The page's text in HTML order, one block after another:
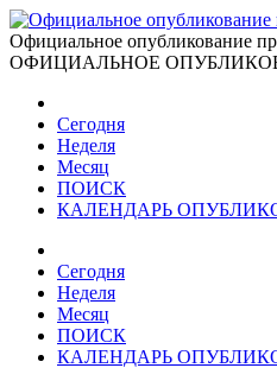
Официальное опубликование
ОФИЦИАЛЬНОЕ
Сегодня
Неделя
Месяц
ПОИСК
КАЛЕНДАРЬ
Сегодня
Неделя
Месяц
ПОИСК
КАЛЕНДАРЬ